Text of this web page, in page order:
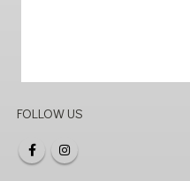
FOLLOW US